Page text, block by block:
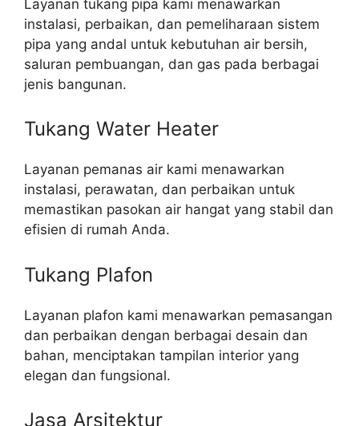
Layanan tukang pipa kami menawarkan
instalasi, perbaikan, dan pemeliharaan sistem
pipa yang andal untuk kebutuhan air bersih,
saluran pembuangan, dan gas pada berbagai
jenis bangunan.
Tukang Water Heater
Layanan pemanas air kami menawarkan
instalasi, perawatan, dan perbaikan untuk
memastikan pasokan air hangat yang stabil dan
efisien di rumah Anda.
Tukang Plafon
Layanan plafon kami menawarkan pemasangan
dan perbaikan dengan berbagai desain dan
bahan, menciptakan tampilan interior yang
elegan dan fungsional.
Jasa Arsitektur